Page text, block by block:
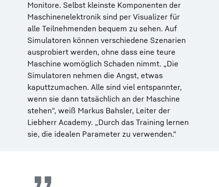
Monitore. Selbst kleinste Komponenten der
Maschinenelektronik sind per Visualizer für
alle Teilnehmenden bequem zu sehen. Auf
Simulatoren können verschiedene Szenarien
ausprobiert werden, ohne dass eine teure
Maschine womöglich Schaden nimmt. „Die
Simulatoren nehmen die Angst, etwas
kaputtzumachen. Alle sind viel entspannter,
wenn sie dann tatsächlich an der Maschine
stehen“, weiß Markus Bahsler, Leiter der
Liebherr Academy. „Durch das Training lernen
sie, die idealen Parameter zu verwenden.“